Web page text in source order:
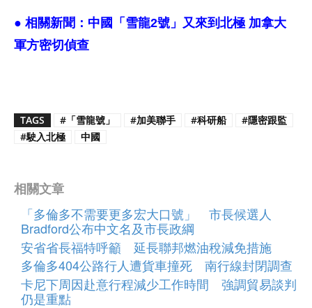
● 相關新聞： 中國「雪龍2號」又來到北極 加拿大
軍方密切偵查
TAGS #「雪龍號」 #加美聯手 #科研船
#隱密跟監
#駛入北極
中國
相關文章
「多倫多不需要更多宏大口號」 市長候選人
Bradford公布中文名及市長政綱
安省省長福特呼籲 延長聯邦燃油稅減免措施
多倫多404公路行人遭貨車撞死 南行線封閉調查
卡尼下周因赴意行程減少工作時間 強調貿易談判
仍是重點